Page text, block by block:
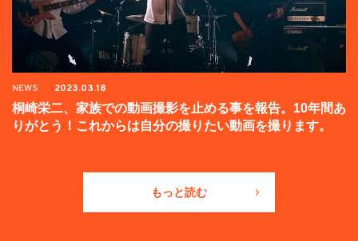
NEWS 2023.03.18
桐崎栄二、家族での動画撮影を止める事を報告。10年間あ
りがとう！これからは自分の撮りたい動画を撮ります。
もっと読む